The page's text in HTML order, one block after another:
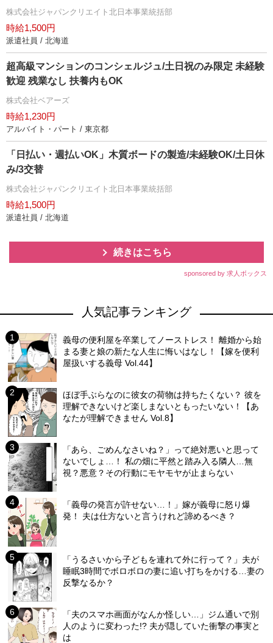
株式会社ジャパンクリエイト北日本事業統括部
時給1,500円
派遣社員 / 北海道
超高級マンションのコンシェルジュ/土日祝のみ限定 未経験
歓迎 残業なし 扶養内もOK
株式会社ベアーズ
時給1,230円
アルバイト・パート / 東京都
「日払い・週払いOK」木質ボードの製造/未経験OK/土日休
み/3交替
株式会社ジャパンクリエイト北日本事業統括部
時給1,500円
派遣社員 / 北海道
続きはこちら
sponsored by 求人ボックス
人気記事ランキング
義母の便利屋を卒業してノーストレス！ 離婚から始
まる妻と娘の新たな人生に悔いはなし！【嫁を便利
屋扱いする義母 Vol.44】
ほぼ手ぶらなのに彼女の荷物は持ちたくない？ 彼を
理解できないけど楽しまないともったいない！【あ
なたが理解できません Vol.8】
「あら、ごめんなさいね？」って絶対悪いと思って
ないでしょ…！ 私の畑に平然と踏み入る隣人…無
視？悪意？その行動にモヤモヤが止まらない
「義母の発言が許せない…！」嫁が義母に怒り爆
発！ 夫は仕方ないと言うけれど諦めるべき？
「うるさいから子どもを連れて外に行って？」夫が
睡眠3時間でボロボロの妻に追い打ちをかける…妻の
反撃なるか？
「夫のスマホ画面がなんか怪しい…」ジム通いで別
人のように変わった!? 夫が隠していた衝撃の事実と
は